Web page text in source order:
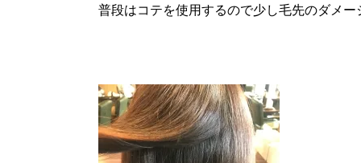
普段はコテを使用するので少し毛先のダメー